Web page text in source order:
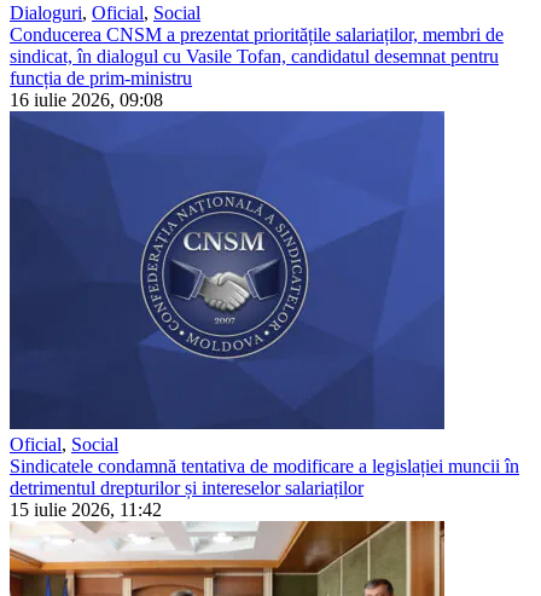
Dialoguri, Oficial, Social
Conducerea CNSM a prezentat prioritățile salariaților, membri de
sindicat, în dialogul cu Vasile Tofan, candidatul desemnat pentru
funcția de prim-ministru
16 iulie 2026, 09:08
Oficial, Social
Sindicatele condamnă tentativa de modificare a legislației muncii în
detrimentul drepturilor și intereselor salariaților
15 iulie 2026, 11:42